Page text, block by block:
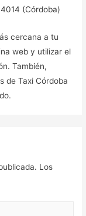
(Córdoba)
cercana a tu
web y utilizar el
También,
de Taxi Córdoba
Los